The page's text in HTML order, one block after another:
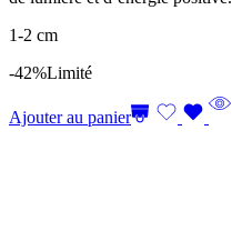
1-2 cm
-42%Limité
Ajouter au panier